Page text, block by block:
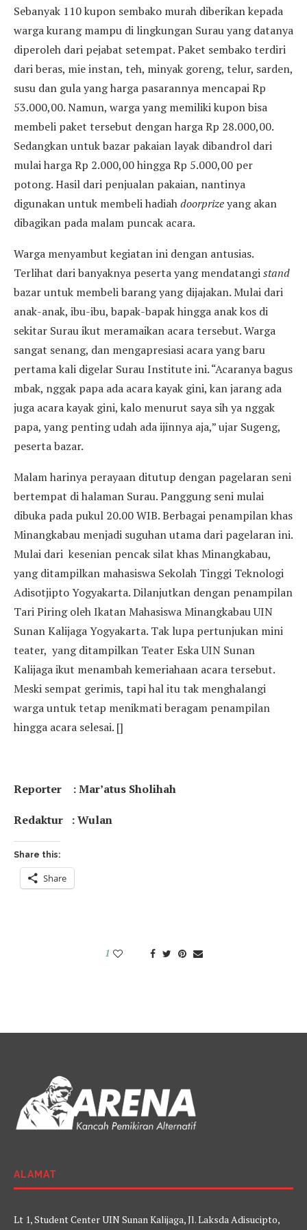
Sebanyak 110 kupon sembako murah diberikan kepada
warga kurang mampu di lingkungan Surau yang datanya
diperoleh dari pejabat setempat. Paket sembako terdiri
dari beras, mie instan, teh, minyak goreng, telur, sarden,
susu dan gula yang harga pasarannya mencapai Rp
53.000,00. Namun, warga yang memiliki kupon bisa
membeli paket tersebut dengan harga Rp 28.000,00.
Sedangkan untuk bazar pakaian layak dibandrol dari
mulai harga Rp 2.000,00 hingga Rp 5.000,00 per
potong. Hasil dari penjualan pakaian, nantinya
digunakan untuk membeli hadiahdoorprizeyang akan
dibagikan pada malam puncak acara.
Warga menyambut kegiatan ini dengan antusias.
Terlihat dari banyaknya peserta yang mendatangistand
bazar untuk membeli barang yang dijajakan. Mulai dari
anak-anak, ibu-ibu, bapak-bapak hingga anak kos di
sekitar Surau ikut meramaikan acara tersebut. Warga
sangat senang, dan mengapresiasi acara yang baru
pertama kali digelar Surau Institute ini. “Acaranya bagus
mbak, nggak papa ada acara kayak gini, kan jarang ada
juga acara kayak gini, kalo menurut saya sih ya nggak
papa, yang penting udah ada ijinnya aja,” ujar Sugeng,
peserta bazar.
Malam harinya perayaan ditutup dengan pagelaran seni
bertempat di halaman Surau. Panggung seni mulai
dibuka pada pukul 20.00 WIB. Berbagai penampilan khas
Minangkabau menjadi suguhan utama dari pagelaran ini.
Mulai dari kesenian pencak silat khas Minangkabau,
yang ditampilkan mahasiswa Sekolah Tinggi Teknologi
Adisotjipto Yogyakarta. Dilanjutkan dengan penampilan
Tari Piring oleh Ikatan Mahasiswa Minangkabau UIN
Sunan Kalijaga Yogyakarta. Tak lupa pertunjukan mini
teater, yang ditampilkan Teater Eska UIN Sunan
Kalijaga ikut menambah kemeriahaan acara tersebut.
Meski sempat gerimis, tapi hal itu tak menghalangi
warga untuk tetap menikmati beragam penampilan
hingga acara selesai. []
Reporter : Mar’atus Sholihah
Redaktur : Wulan
Share this:
Share
1
ALAMAT
Lt 1, Student Center UIN Sunan Kalijaga, Jl. Laksda Adisucipto,